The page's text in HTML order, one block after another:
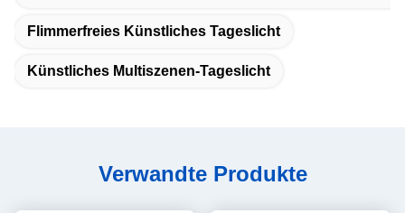
Flimmerfreies Künstliches Tageslicht
Künstliches Multiszenen-Tageslicht
Verwandte Produkte